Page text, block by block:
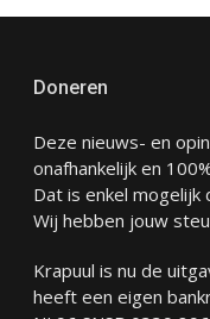
Doneren
Deze nieuws- en
onafhankelijk en
Dat is enkel
Wij hebben jouw
Krapuul is nu de
heeft een eigen